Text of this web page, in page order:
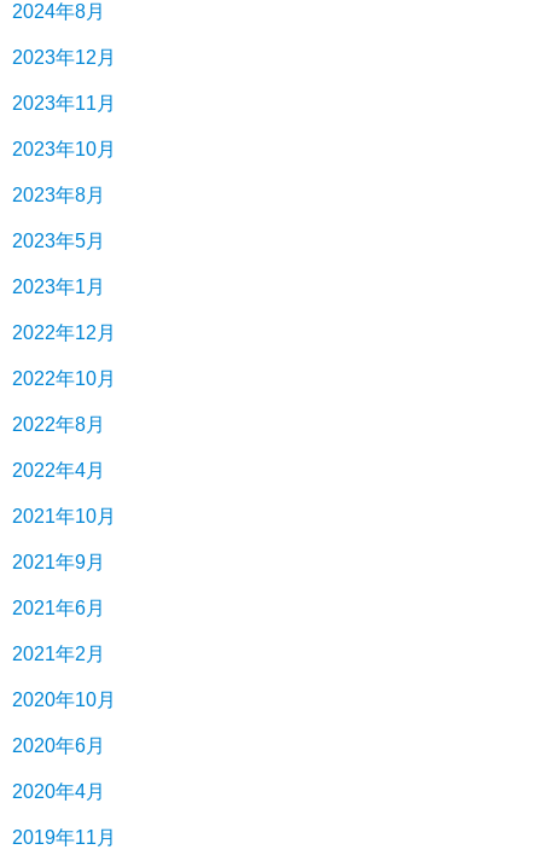
2024年8月
2023年12月
2023年11月
2023年10月
2023年8月
2023年5月
2023年1月
2022年12月
2022年10月
2022年8月
2022年4月
2021年10月
2021年9月
2021年6月
2021年2月
2020年10月
2020年6月
2020年4月
2019年11月